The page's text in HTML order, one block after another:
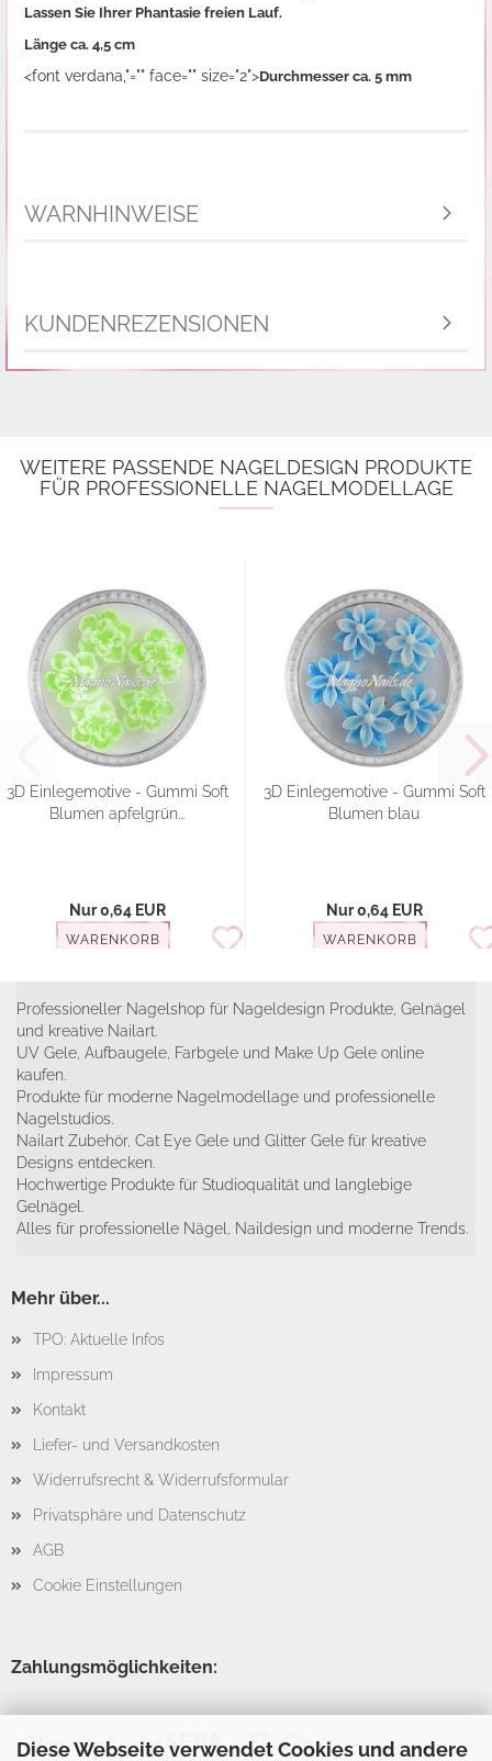
Diese Webseite verwendet Cookies und andere
Lassen Sie Ihrer Phantasie freien Lauf.
Länge ca. 4,5 cm
<font verdana,"="" face="" size="2">Durchmesser ca. 5 mm
WARNHINWEISE
KUNDENREZENSIONEN
WEITERE PASSENDE NAGELDESIGN PRODUKTE
FÜR PROFESSIONELLE NAGELMODELLAGE
3D Einlegemotive - Gummi Soft
Blumen apfelgrün...
Nur 0,64 EUR
WARENKORB
3D Einlegemotive - Gummi Soft
Blumen blau
Nur 0,64 EUR
WARENKORB
Professioneller Nagelshop für Nageldesign Produkte, Gelnägel
und kreative Nailart.
UV Gele, Aufbaugele, Farbgele und Make Up Gele online
kaufen.
Produkte für moderne Nagelmodellage und professionelle
Nagelstudios.
Nailart Zubehör, Cat Eye Gele und Glitter Gele für kreative
Designs entdecken.
Hochwertige Produkte für Studioqualität und langlebige
Gelnägel.
Alles für professionelle Nägel, Naildesign und moderne Trends.
Mehr über...
TPO: Aktuelle Infos
Impressum
Kontakt
Liefer- und Versandkosten
Widerrufsrecht & Widerrufsformular
Privatsphäre und Datenschutz
AGB
Cookie Einstellungen
Zahlungsmöglichkeiten: